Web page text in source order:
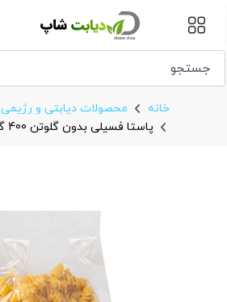
پاستا فسیلی بدون گلوتن 400 گرمی مادر Mader
خانه محصولات دیابتی و رژیمی
پاستا فسیلی بدون گلوتن 400 گرمی مادر Mader